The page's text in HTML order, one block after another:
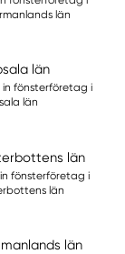
län
län
in fönsterföretag i
län
län
in fönsterföretag i
län
län